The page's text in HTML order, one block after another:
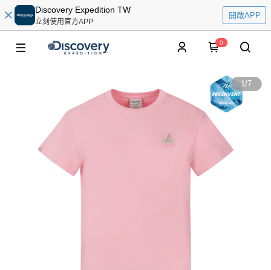
Discovery Expedition TW
立刻使用官方APP
開啟APP
0
1/7